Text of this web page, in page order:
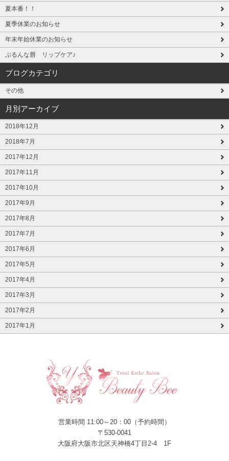
夏本番！！
夏季休業のお知らせ
年末年始休業のお知らせ
ぷるんな唇 リップケア♪
ブログカテゴリ
その他
月別アーカイブ
2018年12月
2018年7月
2017年12月
2017年11月
2017年10月
2017年9月
2017年8月
2017年7月
2017年6月
2017年5月
2017年4月
2017年3月
2017年2月
2017年1月
営業時間 11:00～20：00（予約時間）
〒530-0041
大阪府大阪市北区天神橋4丁目2-4 1F